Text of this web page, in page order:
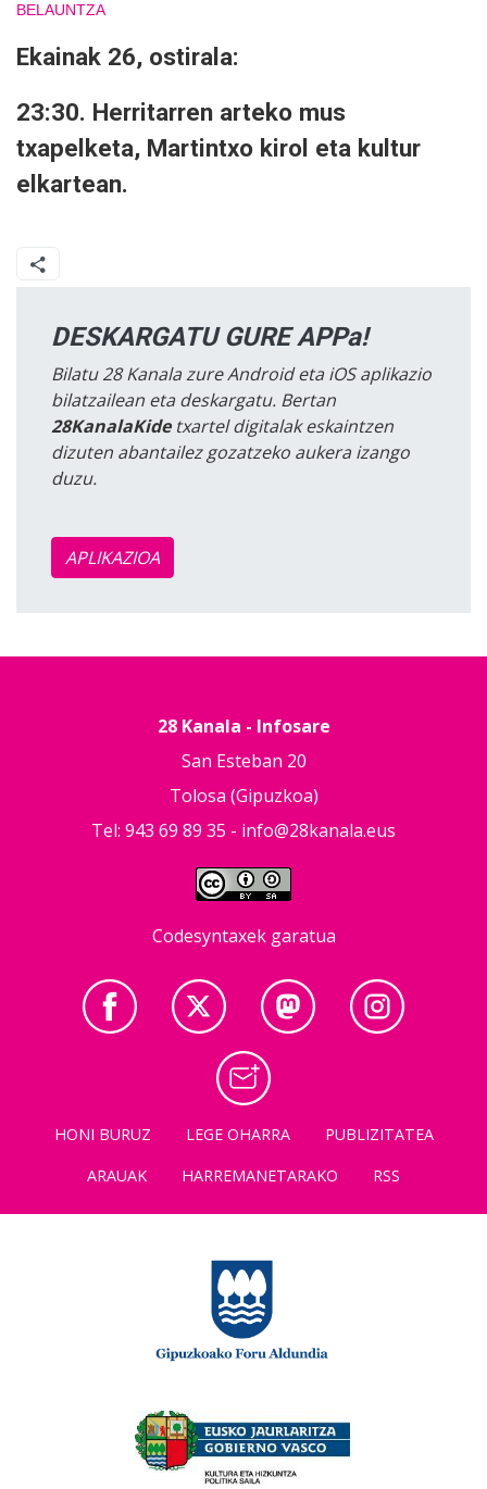
BELAUNTZA
Ekainak 26, ostirala:
23:30. Herritarren arteko mus
txapelketa, Martintxo kirol eta kultur
elkartean.
DESKARGATU GURE APPa!
Bilatu 28 Kanala zure Android eta iOS aplikazio
bilatzailean eta deskargatu. Bertan
28KanalaKidetxartel digitalak eskaintzen
dizuten abantailez gozatzeko aukera izango
duzu.
APLIKAZIOA
28 Kanala - Infosare
San Esteban 20
Tolosa (Gipuzkoa)
Tel: 943 69 89 35 - info@28kanala.eus
Codesyntaxek garatua
HONI BURUZ LEGE OHARRA
PUBLIZITATEA
ARAUAK
HARREMANETARAKO RSS